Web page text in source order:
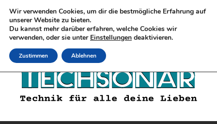
Wir verwenden Cookies, um dir die bestmögliche Erfahrung auf
unserer Website zu bieten.
Du kannst mehr darüber erfahren, welche Cookies wir
verwenden, oder sie unter Einstellungen deaktivieren.
Zustimmen Ablehnen